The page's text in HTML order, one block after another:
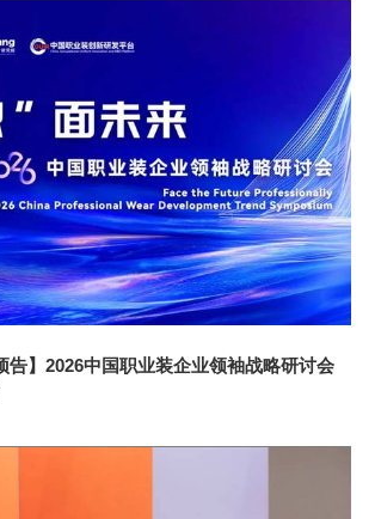
告】2026中国职业装企业领袖战略研讨会